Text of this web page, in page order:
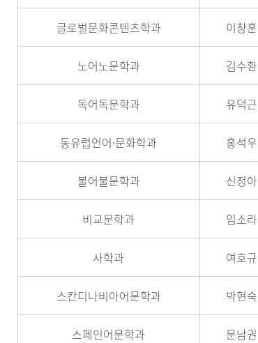
글로벌문화콘텐츠학과 이창훈
노어노문학과 김수환
독어독문학과 유덕근
동유럽언어·문화학과 홍석우
불어불문학과 신정아
비교문학과 임소라
사학과 여호규
스칸디나비아어문학과 박현숙
스페인어문학과 문남권